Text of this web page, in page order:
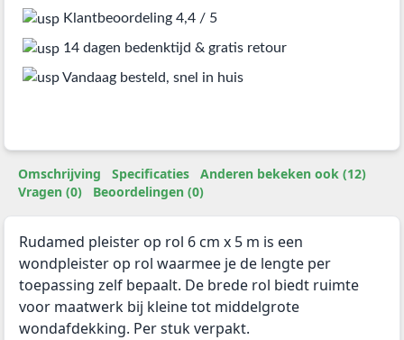
Klantbeoordeling 4,4 / 5
14 dagen bedenktijd & gratis retour
Vandaag besteld, snel in huis
Omschrijving Specificaties
Anderen bekeken ook (12)
Vragen (0)
Beoordelingen (0)
Rudamed pleister op rol 6 cm x 5 m is een
wondpleister op rol waarmee je de lengte per
toepassing zelf bepaalt. De brede rol biedt ruimte
voor maatwerk bij kleine tot middelgrote
wondafdekking. Per stuk verpakt.